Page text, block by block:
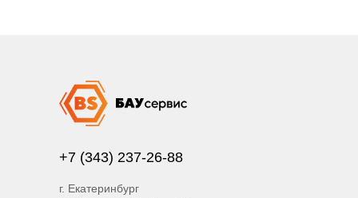
+7 (343) 237-26-88
г. Екатеринбург